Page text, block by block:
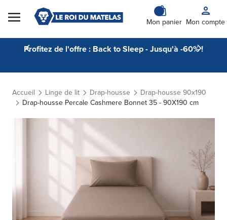
Skip to Content
Mon panier Mon compte
Profitez de l'offre : Back to Sleep - Jusqu'à -60% !
Accueil Linge de lit Drap-housse
Drap-housse 90x190
Drap-housse Percale Cashmere Bonnet 35 - 90X190 cm